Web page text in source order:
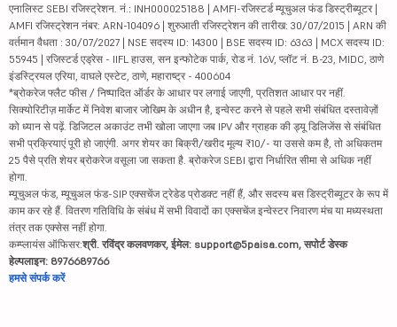
एनालिस्ट SEBI रजिस्ट्रेशन. नं.: INH000025188 | AMFI-रजिस्टर्ड म्यूचुअल फंड डिस्ट्रीब्यूटर |
AMFI रजिस्ट्रेशन नंबर: ARN-104096 | शुरुआती रजिस्ट्रेशन की तारीख: 30/07/2015 | ARN की
वर्तमान वैधता : 30/07/2027 | NSE सदस्य ID: 14300 | BSE सदस्य ID: 6363 | MCX सदस्य ID:
55945 | रजिस्टर्ड एड्रेस - IIFL हाउस, सन इन्फोटेक पार्क, रोड नं. 16V, प्लॉट नं. B-23, MIDC, ठाणे
इंडस्ट्रियल एरिया, वाघले एस्टेट, ठाणे, महाराष्ट्र - 400604
*ब्रोकरेज फ्लैट फीस / निष्पादित ऑर्डर के आधार पर लगाई जाएगी, प्रतिशत आधार पर नहीं.
सिक्योरिटीज़ मार्केट में निवेश बाजार जोखिम के अधीन है, इन्वेस्ट करने से पहले सभी संबंधित दस्तावेज़ों
को ध्यान से पढ़ें. डिजिटल अकाउंट तभी खोला जाएगा जब IPV और ग्राहक की ड्यू डिलिजेंस से संबंधित
सभी प्रक्रियाएं पूरी हो जाएंगी. अगर शेयर का बिक्री/खरीद मूल्य ₹10/- या उससे कम है, तो अधिकतम
25 पैसे प्रति शेयर ब्रोकरेज वसूला जा सकता है. ब्रोकरेज SEBI द्वारा निर्धारित सीमा से अधिक नहीं
होगा.
म्यूचुअल फंड, म्यूचुअल फंड-SIP एक्सचेंज ट्रेडेड प्रोडक्ट नहीं हैं, और सदस्य बस डिस्ट्रीब्यूटर के रूप में
काम कर रहे हैं. वितरण गतिविधि के संबंध में सभी विवादों का एक्सचेंज इन्वेस्टर निवारण मंच या मध्यस्थता
तंत्र तक एक्सेस नहीं होगा.
कम्प्लायंस ऑफिसर:श्री. रविंद्र कलवणकर, ईमेल: support@5paisa.com, सपोर्ट डेस्क
हेल्पलाइन: 8976689766
हमसे संपर्क करें